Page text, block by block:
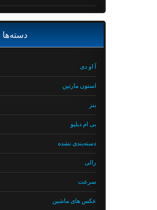
دسته‌ها
آ او دی
استون مارتین
بنز
بی ام دبلیو
دسته‌بندی نشده
رالی
سرعت
عکس های ماشین